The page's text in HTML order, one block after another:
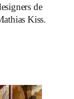
de
Kiss.